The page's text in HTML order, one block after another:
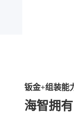
钣金+组装能
海智拥